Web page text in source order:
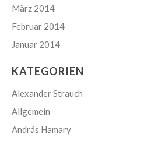
März 2014
Februar 2014
Januar 2014
KATEGORIEN
Alexander Strauch
Allgemein
András Hamary